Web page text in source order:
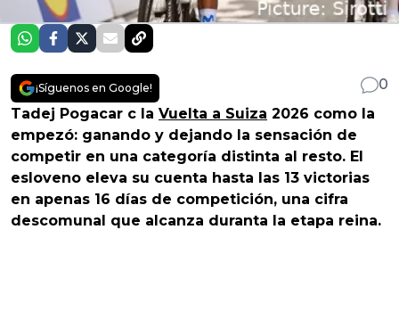
¡Síguenos en Google!
0
Tadej Pogacar c la Vuelta a Suiza 2026 como la
empezó: ganando y dejando la sensación de
competir en una categoría distinta al resto. El
esloveno eleva su cuenta hasta las 13 victorias
en apenas 16 días de competición, una cifra
descomunal que alcanza duranta la etapa reina.